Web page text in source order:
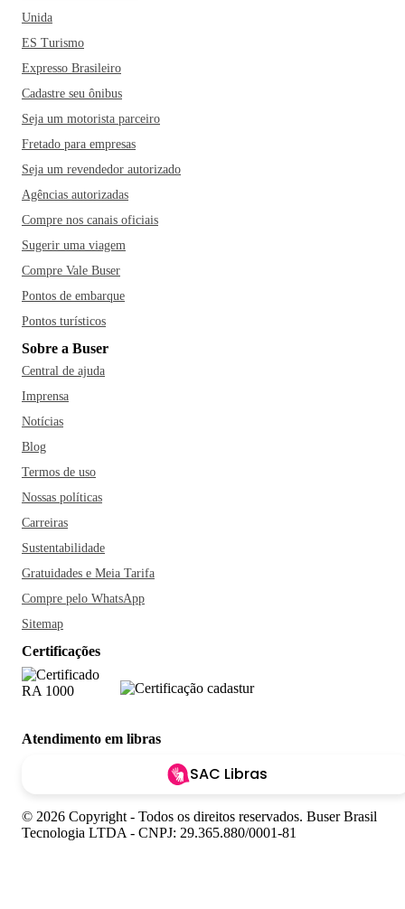
Unida
ES Turismo
Expresso Brasileiro
Cadastre seu ônibus
Seja um motorista parceiro
Fretado para empresas
Seja um revendedor autorizado
Agências autorizadas
Compre nos canais oficiais
Sugerir uma viagem
Compre Vale Buser
Pontos de embarque
Pontos turísticos
Sobre a Buser
Central de ajuda
Imprensa
Notícias
Blog
Termos de uso
Nossas políticas
Carreiras
Sustentabilidade
Gratuidades e Meia Tarifa
Compre pelo WhatsApp
Sitemap
Certificações
Atendimento em libras
SAC Libras
© 2026 Copyright - Todos os direitos reservados. Buser Brasil
Tecnologia LTDA - CNPJ: 29.365.880/0001-81